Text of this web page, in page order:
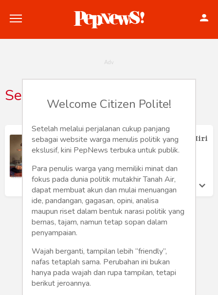
Konstitusi
Hankam
Internasional
Bisnis
Humaniora
Tekno
Gaya
Senigrafis
Grafis Masa Kanak-kanak Karya Ali Miri
Andi Setiono Mangoenprasodjo
Welcome Citizen Polite!
Setelah melalui perjalanan cukup panjang
sebagai website warga menulis politik yang
ekslusif, kini PepNews terbuka untuk publik.
Para penulis warga yang memiliki minat dan
fokus pada dunia politik mutakhir Tanah Air,
dapat membuat akun dan mulai menuangan
ide, pandangan, gagasan, opini, analisa
maupun riset dalam bentuk narasi politik yang
bernas, tajam, namun tetap sopan dalam
penyampaian.
Wajah berganti, tampilan lebih “friendly”,
nafas tetaplah sama. Perubahan ini bukan
hanya pada wajah dan rupa tampilan, tetapi
berikut jeroannya.